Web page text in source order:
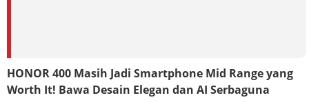
HONOR 400 Masih Jadi Smartphone Mid Range yang
Worth It! Bawa Desain Elegan dan AI Serbaguna